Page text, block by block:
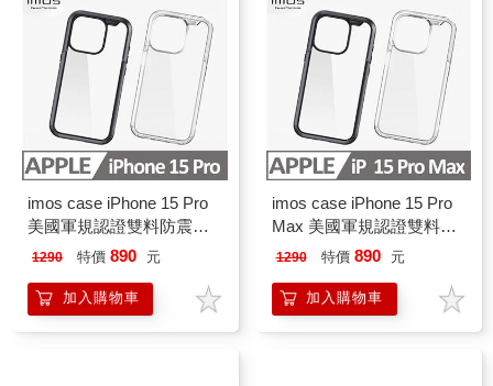
imos case iPhone 15 Pro
美國軍規認證雙料防震保
護殼 黑色/透明
1290 特價 890 元
加入購物車
imos case iPhone 15 Pro
Max 美國軍規認證雙料防
震保護殼 黑色/透明
1290 特價 890 元
加入購物車